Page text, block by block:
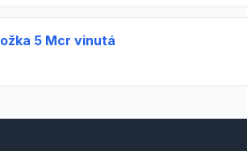
5 Mcr vinutá